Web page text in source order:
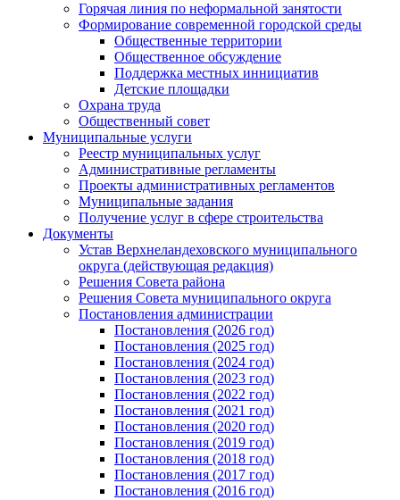
Горячая линия по неформальной занятости
Формирование современной городской среды
Общественные территории
Общественное обсуждение
Поддержка местных иннициатив
Детские площадки
Охрана труда
Общественный совет
Муниципальные услуги
Реестр муниципальных услуг
Административные регламенты
Проекты административных регламентов
Муниципальные задания
Получение услуг в сфере строительства
Документы
Устав Верхнеландеховского муниципального
округа (действующая редакция)
Решения Совета района
Решения Совета муниципального округа
Постановления администрации
Постановления (2026 год)
Постановления (2025 год)
Постановления (2024 год)
Постановления (2023 год)
Постановления (2022 год)
Постановления (2021 год)
Постановления (2020 год)
Постановления (2019 год)
Постановления (2018 год)
Постановления (2017 год)
Постановления (2016 год)